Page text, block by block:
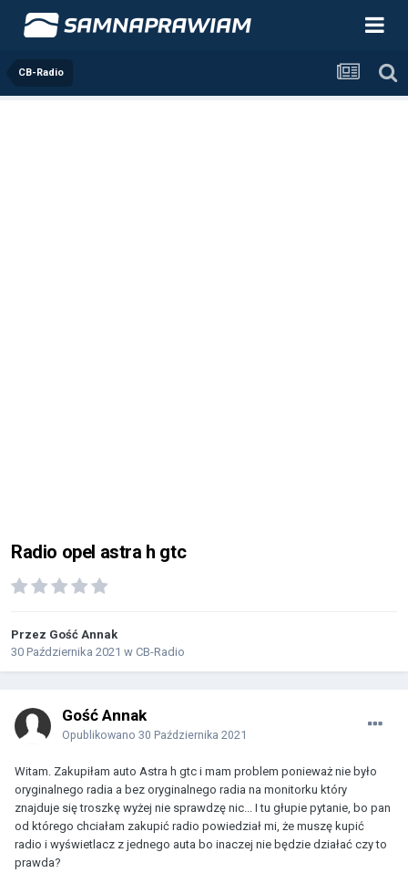
CB-Radio
Radio opel astra h gtc
Przez Gość Annak
30 Października 2021 w CB-Radio
Gość Annak
Opublikowano 30 Października 2021
Witam. Zakupiłam auto Astra h gtc i mam problem ponieważ nie było
oryginalnego radia a bez oryginalnego radia na monitorku który
znajduje się troszkę wyżej nie sprawdzę nic... I tu głupie pytanie, bo pan
od którego chciałam zakupić radio powiedział mi, że muszę kupić
radio i wyświetlacz z jednego auta bo inaczej nie będzie działać czy to
prawda?